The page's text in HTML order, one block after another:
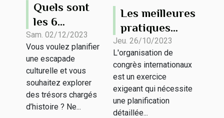
Quels sont
les 6
monuments
historiques
à visiter lors
d’une sortie
touristique
?
Sam. 02/12/2023
Vous voulez planifier
une escapade
culturelle et vous
souhaitez explorer
des trésors chargés
d’histoire ? Ne...
Les meilleures
pratiques
pour
l'organisation
de congrès
internationaux
Jeu. 26/10/2023
L'organisation de
congrès internationaux
est un exercice
exigeant qui nécessite
une planification
détaillée...